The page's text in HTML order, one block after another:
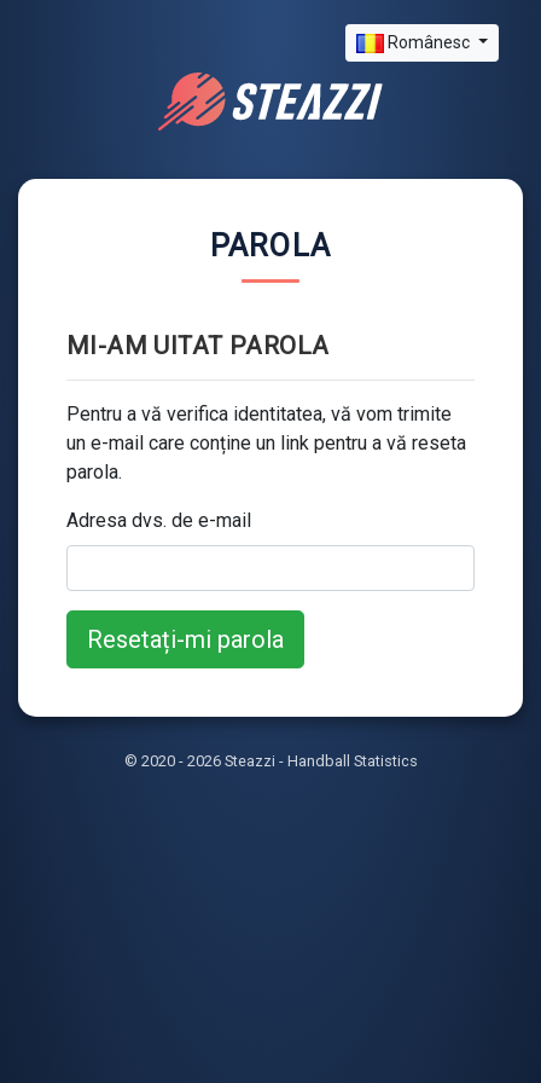
Românesc
PAROLA
MI-AM UITAT PAROLA
Pentru a vă verifica identitatea, vă vom trimite
un e-mail care conține un link pentru a vă reseta
parola.
Adresa dvs. de e-mail
© 2020 - 2026 Steazzi - Handball Statistics